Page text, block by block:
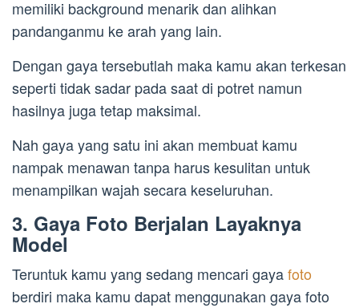
memiliki background menarik dan alihkan
pandanganmu ke arah yang lain.
Dengan gaya tersebutlah maka kamu akan terkesan
seperti tidak sadar pada saat di potret namun
hasilnya juga tetap maksimal.
Nah gaya yang satu ini akan membuat kamu
nampak menawan tanpa harus kesulitan untuk
menampilkan wajah secara keseluruhan.
3. Gaya Foto Berjalan Layaknya
Model
Teruntuk kamu yang sedang mencari gayafoto
berdiri maka kamu dapat menggunakan gaya foto